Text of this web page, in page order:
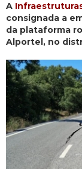
A
consignada a
da plataforma
Alportel, no